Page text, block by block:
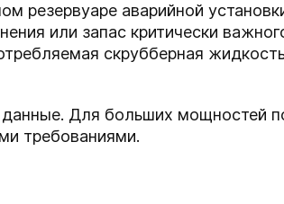
резервуаре аварийной
или запас критически
скрубберная
Для больших мощностей
требованиями.